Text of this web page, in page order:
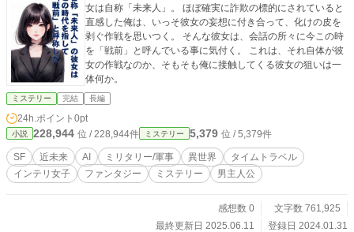
女は自称「未来人」。 ほぼ確実に詐欺の標的にされていると
直感した俺は、いっそ彼女の妄想に付き合って、化けの皮を
剥ぐ作戦を思いつく。 そんな彼女は、会話の所々に今この時
を「戦前」と呼んでいる事に気付く。 これは、それ自体が彼
女の作戦なのか、そもそも俺に接触してくる彼女の狙いは一
体何か。
ミステリー 完結 長編
24h.ポイント 0pt
小説 228,944 位 / 228,944件 ミステリー 5,379 位 / 5,379件
SF 近未来 AI ミリタリー/軍事 異世界
タイムトラベル
インテリ女子
ファンタジー ミステリー 男主人公
感想数 0
文字数 761,925
最終更新日 2025.06.11
登録日 2024.01.31